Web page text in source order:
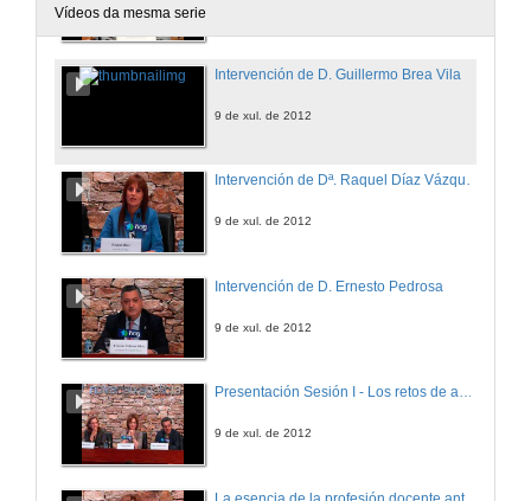
Vídeos da mesma serie
Intervención de D. Guillermo Brea Vila
9 de xul. de 2012
Intervención de Dª. Raquel Díaz Vázquez
9 de xul. de 2012
Intervención de D. Ernesto Pedrosa
9 de xul. de 2012
Presentación Sesión I - Los retos de adaptar la educación al S.XXI ¿Hacia una revolución o hacia una evolución del aprendizaje?
9 de xul. de 2012